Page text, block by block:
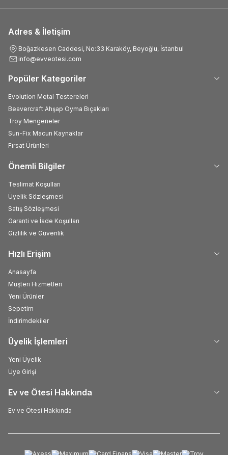
Adres & İletişim
Boğazkesen Caddesi, No:33 Karaköy, Beyoğlu, İstanbul
info@evveotesi.com
Popüler Kategoriler
Evolution Metal Testereleri
Beavercraft Ahşap Oyma Bıçakları
Troy Mengeneler
Sun-Fix Macun Kaynaklar
Fırsat Ürünleri
Önemli Bilgiler
Teslimat Koşulları
Üyelik Sözleşmesi
Satış Sözleşmesi
Garanti ve İade Koşulları
Gizlilik ve Güvenlik
Hızlı Erişim
Anasayfa
Müşteri Hizmetleri
Yeni Ürünler
Sepetim
İndirimdekiler
Üyelik İşlemleri
Yeni Üyelik
Üye Girişi
Ev ve Ötesi Hakkında
Ev ve Ötesi Hakkında